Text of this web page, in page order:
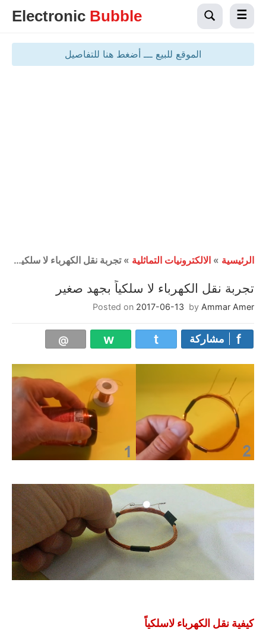
ElectronicBubble
الموقع للبيع ـــ أضغط هنا للتفاصيل
الرئيسية»الالكترونيات التماثلية»تجربة نقل الكهرباء لا سلكياً بجهد صغير
تجربة نقل الكهرباء لا سلكياً بجهد صغير
Posted on2017-06-13 byAmmar Amer
مشاركة
كيفية نقل الكهرباء لاسلكياً